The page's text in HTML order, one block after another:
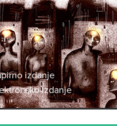
izdanje
izdanje